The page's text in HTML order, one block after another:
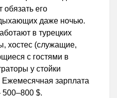
обязать его
даже ночью.
в турецких
хостес (служащие,
с гостями в
у стойки
Ежемесячная зарплата
$.